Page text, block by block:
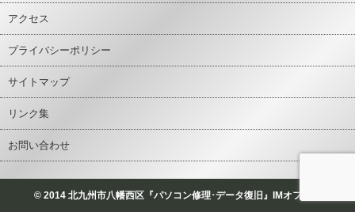
アクセス
プライバシーポリシー
サイトマップ
リンク集
お問い合わせ
© 2014 北九州市八幡西区『パソコン修理･データ復旧』IMオフィス